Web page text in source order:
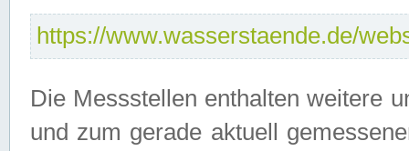
https://www.wasserstaende.de/
Die Messstellen enthalten weitere
und zum gerade aktuell